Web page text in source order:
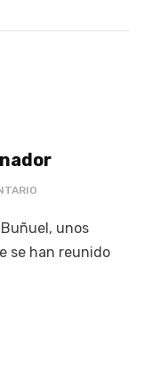
unos
se han reunido